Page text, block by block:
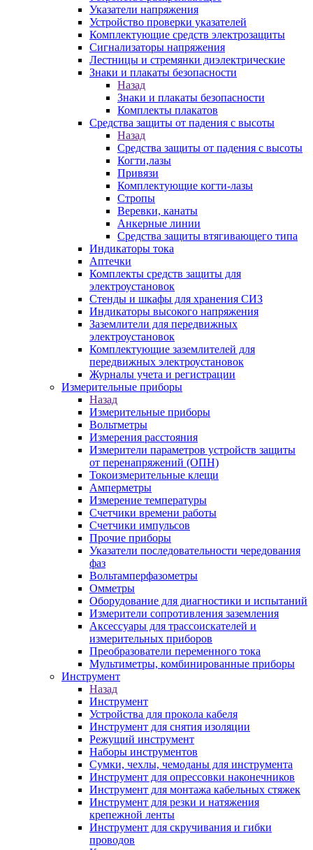
Указатели напряжения
Устройство проверки указателей
Комплектующие средств электрозащиты
Сигнализаторы напряжения
Лестницы и стремянки диэлектрические
Знаки и плакаты безопасности
Назад
Знаки и плакаты безопасности
Комплекты плакатов
Средства защиты от падения с высоты
Назад
Средства защиты от падения с высоты
Когти,лазы
Привязи
Комплектующие когти-лазы
Стропы
Веревки, канаты
Анкерные линии
Средства защиты втягивающего типа
Индикаторы тока
Аптечки
Комплекты средств защиты для
электроустановок
Стенды и шкафы для хранения СИЗ
Индикаторы высокого напряжения
Заземлители для передвижных
электроустановок
Комплектующие заземлителей для
передвижных электроустановок
Журналы учета и регистрации
Измерительные приборы
Назад
Измерительные приборы
Вольтметры
Измерения расстояния
Измерители параметров устройств защиты
от перенапряжений (ОПН)
Токоизмерительные клещи
Амперметры
Измерение температуры
Счетчики времени работы
Счетчики импульсов
Прочие приборы
Указатели последовательности чередования
фаз
Вольтамперфазометры
Омметры
Оборудование для диагностики и испытаний
Измерители сопротивления заземления
Аксессуары для трассоискателей и
измерительных приборов
Преобразователи переменного тока
Мультиметры, комбинированные приборы
Инструмент
Назад
Инструмент
Устройства для прокола кабеля
Инструмент для снятия изоляции
Режущий инструмент
Наборы инструментов
Сумки, чехлы, чемоданы для инструмента
Инструмент для опрессовки наконечников
Инструмент для монтажа кабельных стяжек
Инструмент для резки и натяжения
крепежной ленты
Инструмент для скручивания и гибки
проводов